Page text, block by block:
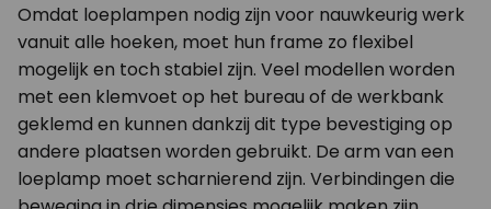
Omdat loeplampen nodig zijn voor nauwkeurig werk
vanuit alle hoeken, moet hun frame zo flexibel
mogelijk en toch stabiel zijn. Veel modellen worden
met een klemvoet op het bureau of de werkbank
geklemd en kunnen dankzij dit type bevestiging op
andere plaatsen worden gebruikt. De arm van een
loeplamp moet scharnierend zijn. Verbindingen die